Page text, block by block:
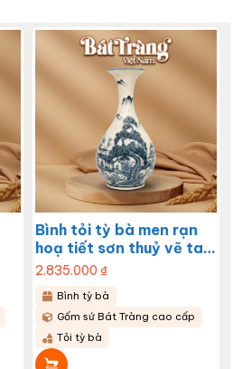
Bình tỏi tỳ bà men rạn
hoạ tiết sơn thuỷ vẽ tay
cao 58cm BT-LTB05
2.835.000 ₫
Bình tỳ bà
Gốm sứ Bát Tràng cao cấp
Tỏi tỳ bà